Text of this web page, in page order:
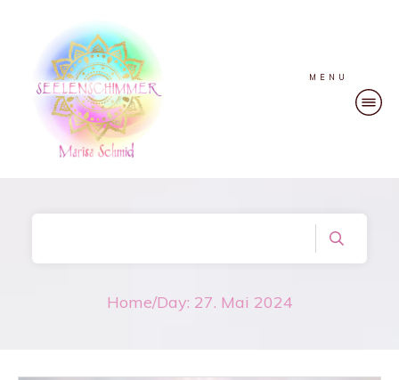
MENU
Home/Day: 27. Mai 2024